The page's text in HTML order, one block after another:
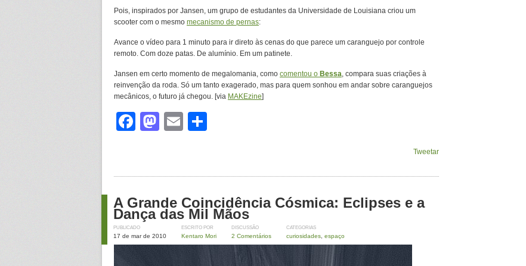
Pois, inspirados por Jansen, um grupo de estudantes da Universidade de Louisiana criou um
scooter com o mesmo mecanismo de pernas:
Avance o vídeo para 1 minuto para ir direto às cenas do que parece um caranguejo por controle
remoto. Com doze patas. De alumínio. Em um patinete.
Jansen em certo momento de megalomania, como comentou o Bessa, compara suas criações à
reinvenção da roda. Só um tanto exagerado, mas para quem sonhou em andar sobre caranguejos
mecânicos, o futuro já chegou. [via MAKEzine]
Facebook
Mastodon
Email
Tweetar
A Grande Coincidência Cósmica: Eclipses e a
Dança das Mil Mãos
PUBLICADO
17 de mar de 2010
ESCRITO POR
Kentaro Mori
DISCUSSÃO
2 Comentários
CATEGORIAS
curiosidades espaço